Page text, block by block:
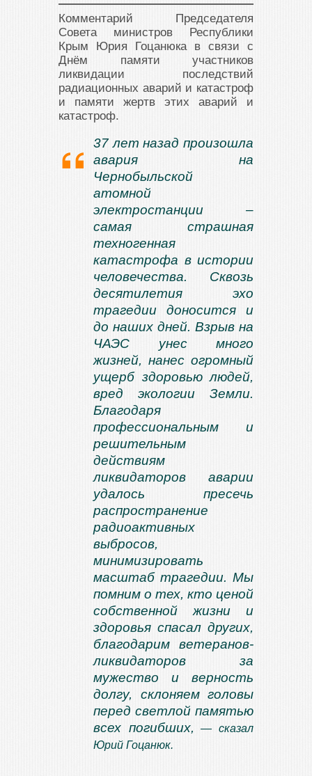
Комментарий Председателя
Совета министров Республики
Крым Юрия Гоцанюка в связи с
Днём памяти участников
ликвидации последствий
радиационных аварий и катастроф
и памяти жертв этих аварий и
катастроф.
37 лет назад произошла
авария на
Чернобыльской
атомной
электростанции –
самая страшная
техногенная
катастрофа в истории
человечества. Сквозь
десятилетия эхо
трагедии доносится и
до наших дней. Взрыв на
ЧАЭС унес много
жизней, нанес огромный
ущерб здоровью людей,
вред экологии Земли.
Благодаря
профессиональным и
решительным
действиям
ликвидаторов аварии
удалось пресечь
распространение
радиоактивных
выбросов,
минимизировать
масштаб трагедии. Мы
помним о тех, кто ценой
собственной жизни и
здоровья спасал других,
благодарим ветеранов-
ликвидаторов за
мужество и верность
долгу, склоняем головы
перед светлой памятью
всех погибших, — сказал
Юрий Гоцанюк.